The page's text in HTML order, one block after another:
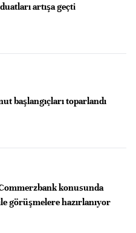
artışa geçti
başlangıçları toparlandı
konusunda
görüşmelere hazırlanıyor